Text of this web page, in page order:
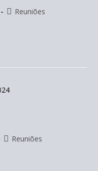
Reuniões
Reuniões